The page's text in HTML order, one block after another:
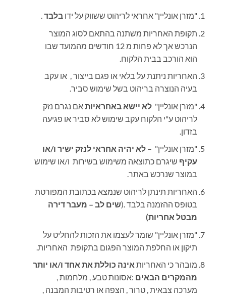
"מזרן אונליין" אחראי לריהוט ששווק על ידו בלבד.
תקופת האחריות משתנה בהתאם לסוג המוצר
הנרכש אך לא פחות מ 12 חודשים מהמועד שבו
הוא הורכב בבית הלקוח
האחריות ניתנת על בלאי או פגם בייצור , או עקב
בעיה הנוצרה בריהוט בשל שימוש סביר.
"מזרן אונליין" לא יישא באחראיותאם נגרם נזק
לריהוט ע"י הלקוח עקב שימוש לא סביר או פגיעה
בזדון.
"מזרן אונליין" – לא יהיה אחראי לנזק ישיר ו/או
עקיף שיגרם כתוצאה משימוש בשירות ו/או שימוש
במוצר שנרכש באתר.
האחריות תינתן לריהוט שנמצא בכתובת המפורטת
בטופס ההזמנה בלבד.
(שים לב – מעבר דירה
מבטל אחריות)
"מזרן אונליין" שומר לעצמו את הזכות להחליט על
תיקון או החלפת המוצר הפגום בתקופת האחריות.
מובהר כי האחריות אינה כוללת את אחד ו/או יותר
מהמקרים הבאים :אסונות טבע , מלחמות ,
מערכה צבאית , טרור , הצפה או רטיבות המבנה ,